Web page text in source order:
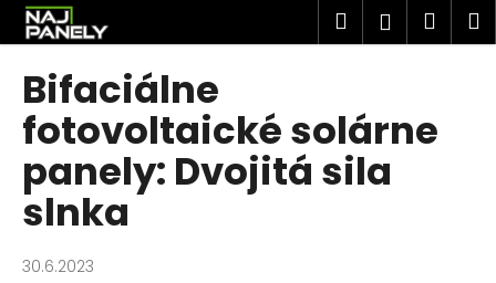
Prejsť
obsah
Hľadať
Bifaciálne
fotovoltaické solárne
panely: Dvojitá sila
slnka
30.6.2023
o
Č
o
p
o
t
r